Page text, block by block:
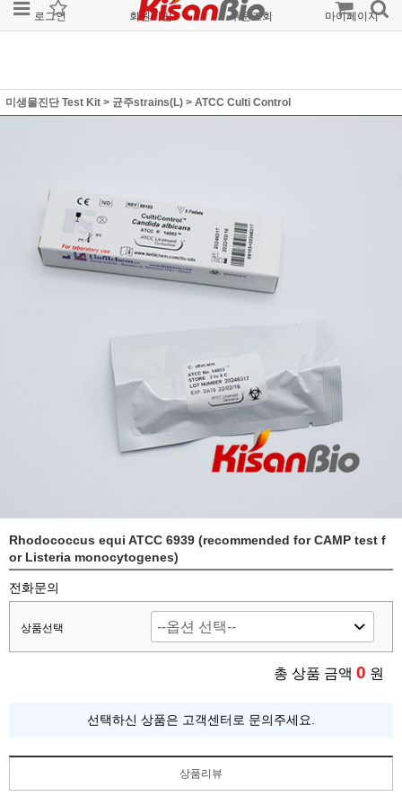
로그인 회원가입 주문조회 마이페이지
미생물진단 Test Kit > 균주strains(L) > ATCC Culti Control
Rhodococcus equi ATCC 6939 (recommended for CAMP test f
or Listeria monocytogenes)
전화문의
상품선택
총 상품 금액 0 원
선택하신 상품은 고객센터로 문의주세요.
상품리뷰